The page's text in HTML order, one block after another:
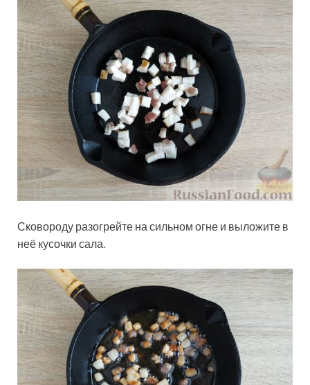
Сковороду разогрейте на сильном огне и выложите в
неё кусочки сала.